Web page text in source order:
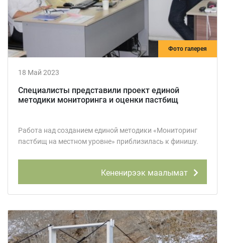
Фото галерея
18 Май 2023
Специалисты представили проект единой
методики мониторинга и оценки пастбищ
Работа над созданием единой методики «Мониторинг
пастбищ на местном уровне» приблизилась к финишу.
Кененирээк маалымат